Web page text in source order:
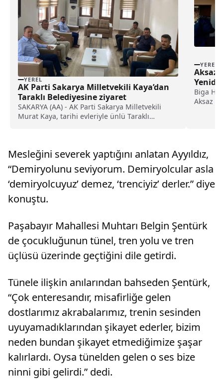
YEREL
AK Parti Sakarya Milletvekili Kaya’dan
Taraklı Belediyesine ziyaret
SAKARYA (AA) - AK Parti Sakarya Milletvekili
Murat Kaya, tarihi evleriyle ünlü Taraklı
YEREL
Aksaz
Biga
Aksaz
Mesleğini severek yaptığını anlatan Ayyıldız,
“Demiryolunu seviyorum. Demiryolcular asla
‘demiryolcuyuz’ demez, ‘trenciyiz’ derler.” diye
konuştu.
Paşabayır Mahallesi Muhtarı Belgin Şentürk
de çocukluğunun tünel, tren yolu ve tren
üçlüsü üzerinde geçtiğini dile getirdi.
Tünele ilişkin anılarından bahseden Şentürk,
“Çok enteresandır, misafirliğe gelen
dostlarımız akrabalarımız, trenin sesinden
uyuyamadıklarından şikayet ederler, bizim
neden bundan şikayet etmediğimize şaşar
kalırlardı. Oysa tünelden gelen o ses bize
ninni gibi gelirdi.” dedi.